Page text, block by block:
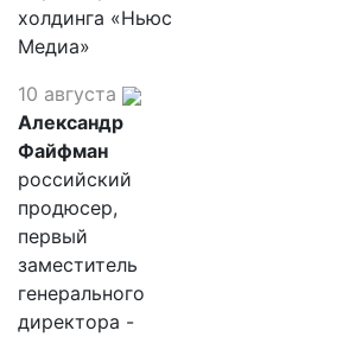
холдинга «Ньюс
Медиа»
10 августа
Александр
Файфман
российский
продюсер,
первый
заместитель
генерального
директора -